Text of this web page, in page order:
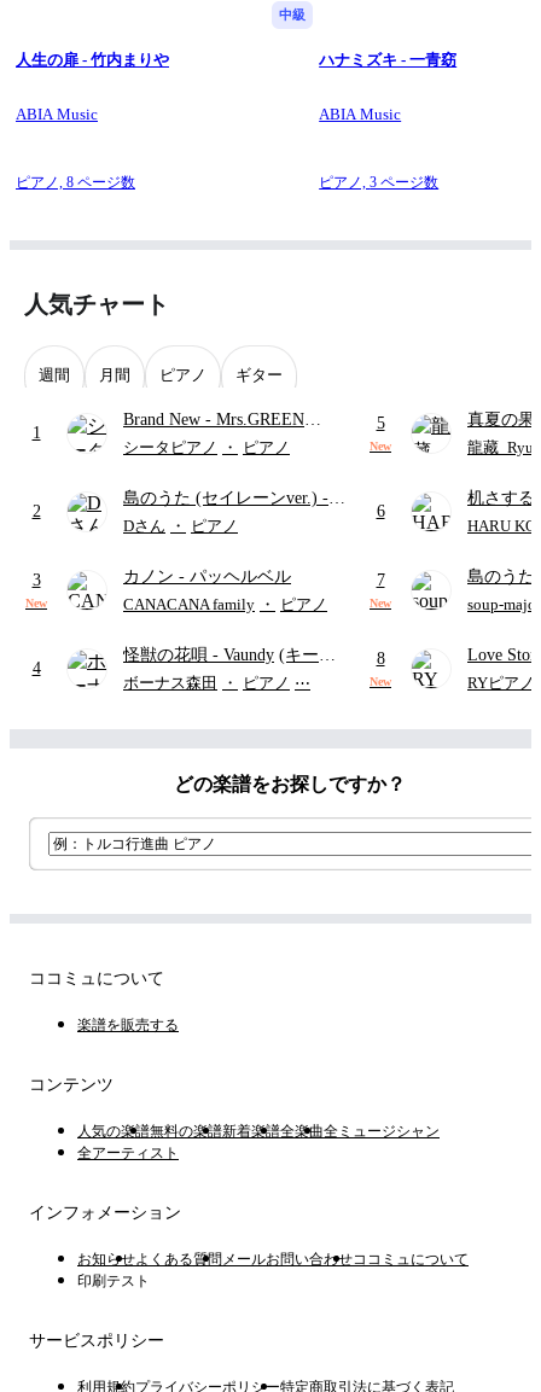
中級
人生の扉 - 竹内まりや
ABIA Music
ピアノ, 8 ページ数
ハナミズキ - 一青窈
ABIA Music
ピアノ,3 ページ数
人気チャート
週間 月間 ピアノ ギター
1
Brand New - Mrs.GREEN
APPLE
シータピアノ ・ ピアノ
2
島のうた (セイレーンver.) -
セイレーン(CV.鈴木みのり)
ード・ペダル付き/『映画ちい
かわ 人魚の島のひみつ』よ
Dさん ・ ピアノ
3
New
カノン - パッヘルベル
CANACANA family ・ ピアノ
4
怪獣の花唄 - Vaundy (キーボ
ードパート)
ボーナス森田 ・ ピアノ ⋯
5
New
真夏の
ターズ
龍藏
6
机さする
HARU
7
New
島のうた
映画ちい
soup-majo
8
New
Love
RYピアノ
どの楽譜をお探しですか？
ココミュについて
楽譜を販売する
コンテンツ
人気の楽譜無料の楽譜新着楽譜全楽曲全ミュージシャン
全アーティスト
インフォメーション
お知らせよくある質問 メールお問い合わせココミュについて
印刷テスト
サービスポリシー
利用規約プライバシーポリシー特定商取引法に基づく表記